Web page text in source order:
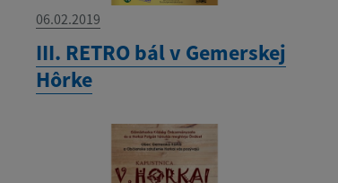
06.02.2019
III. RETRO bál v Gemerskej
Hôrke